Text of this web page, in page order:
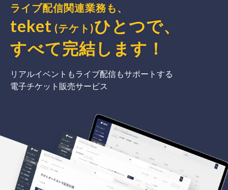
ライブ配信関連業務も、
teket (テケト)ひとつで、
すべて完結 します ！
リアルイベントもライブ配信もサポートする
電子チケット販売サービス